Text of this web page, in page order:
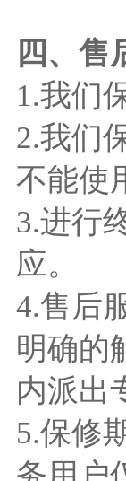
四、售
1.我们
2.我们
不能使
3.进行
应。
4.售后
明确的
内派出
5.保修